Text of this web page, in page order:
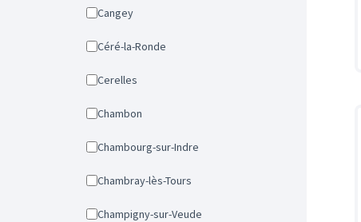
Cangey
Céré-la-Ronde
Cerelles
Chambon
Chambourg-sur-Indre
Chambray-lès-Tours
Champigny-sur-Veude